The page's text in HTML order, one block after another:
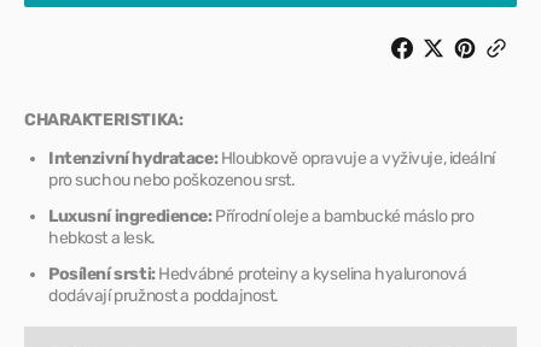
Aura
Aura
CHARAKTERISTIKA:
Intenzivní hydratace:Hloubkově opravuje a vyživuje, ideální
pro suchou nebo poškozenou srst.
Luxusní ingredience:Přírodní oleje a bambucké máslo pro
hebkost a lesk.
Posílení srsti:Hedvábné proteiny a kyselina hyaluronová
dodávají pružnost a poddajnost.